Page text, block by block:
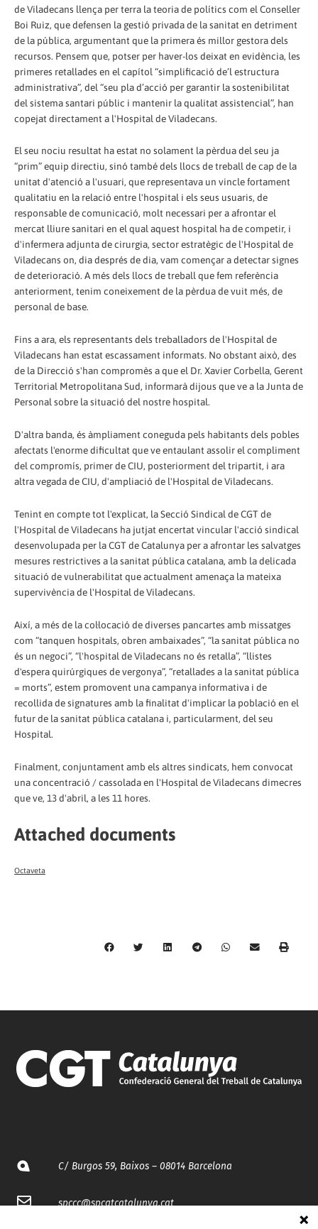
de Viladecans llença per terra la teoria de polítics com el Conseller
Boi Ruiz, que defensen la gestió privada de la sanitat en detriment
de la pública, argumentant que la primera és millor gestora dels
recursos. Pensem que, potser per haver-los deixat en evidència, les
primeres retallades en el capítol “simplificació de’l estructura
administrativa”, del “seu pla d’acció per garantir la sostenibilitat
del sistema santari públic i mantenir la qualitat assistencial”, han
copejat directament a l'Hospital de Viladecans.
El seu nociu resultat ha estat no solament la pèrdua del seu ja
“prim” equip directiu, sinó també dels llocs de treball de cap de la
unitat d'atenció a l'usuari, que representava un vincle fortament
qualitatiu en la relació entre l'hospital i els seus usuaris, de
responsable de comunicació, molt necessari per a afrontar el
mercat lliure sanitari en el qual aquest hospital ha de competir, i
d'infermera adjunta de cirurgia, sector estratègic de l'Hospital de
Viladecans on, dia després de dia, vam començar a detectar signes
de deterioració. A més dels llocs de treball que fem referència
anteriorment, tenim coneixement de la pèrdua de vuit més, de
personal de base.
Fins a ara, els representants dels treballadors de l'Hospital de
Viladecans han estat escassament informats. No obstant això, des
de la Direcció s'han compromès a que el Dr. Xavier Corbella, Gerent
Territorial Metropolitana Sud, informarà dijous que ve a la Junta de
Personal sobre la situació del nostre hospital.
D'altra banda, és àmpliament coneguda pels habitants dels pobles
afectats l'enorme dificultat que ve entaulant assolir el compliment
del compromís, primer de CIU, posteriorment del tripartit, i ara
altra vegada de CIU, d'ampliació de l'Hospital de Viladecans.
Tenint en compte tot l'explicat, la Secció Sindical de CGT de
l'Hospital de Viladecans ha jutjat encertat vincular l'acció sindical
desenvolupada per la CGT de Catalunya per a afrontar les salvatges
mesures restrictives a la sanitat pública catalana, amb la delicada
situació de vulnerabilitat que actualment amenaça la mateixa
supervivència de l'Hospital de Viladecans.
Així, a més de la col·locació de diverses pancartes amb missatges
com “tanquen hospitals, obren ambaixades”, “la sanitat pública no
és un negoci”, “l'hospital de Viladecans no és retalla”, “llistes
d'espera quirúrgiques de vergonya”, “retallades a la sanitat pública
= morts”, estem promovent una campanya informativa i de
recollida de signatures amb la finalitat d'implicar la població en el
futur de la sanitat pública catalana i, particularment, del seu
Hospital.
Finalment, conjuntament amb els altres sindicats, hem convocat
una concentració / cassolada en l'Hospital de Viladecans dimecres
que ve, 13 d'abril, a les 11 hores.
Attached documents
Octaveta
C/ Burgos 59, Baixos – 08014 Barcelona
spccc@spcgtcatalunya.cat